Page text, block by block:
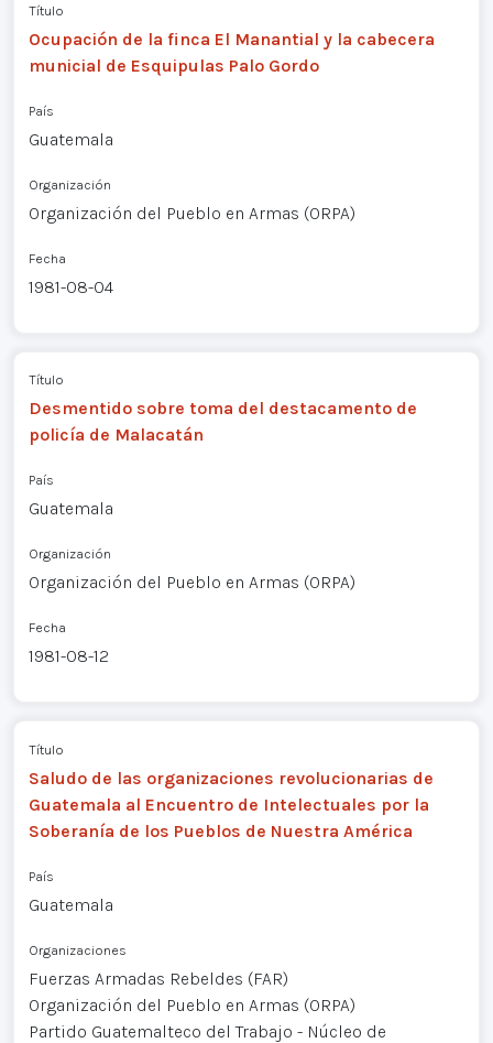
Título
Ocupación de la finca El Manantial y la cabecera
municial de Esquipulas Palo Gordo
País
Guatemala
Organización
Organización del Pueblo en Armas (ORPA)
Fecha
1981-08-04
Título
Desmentido sobre toma del destacamento de
policía de Malacatán
País
Guatemala
Organización
Organización del Pueblo en Armas (ORPA)
Fecha
1981-08-12
Título
Saludo de las organizaciones revolucionarias de
Guatemala al Encuentro de Intelectuales por la
Soberanía de los Pueblos de Nuestra América
País
Guatemala
Organizaciones
Fuerzas Armadas Rebeldes (FAR)
Organización del Pueblo en Armas (ORPA)
Partido Guatemalteco del Trabajo - Núcleo de